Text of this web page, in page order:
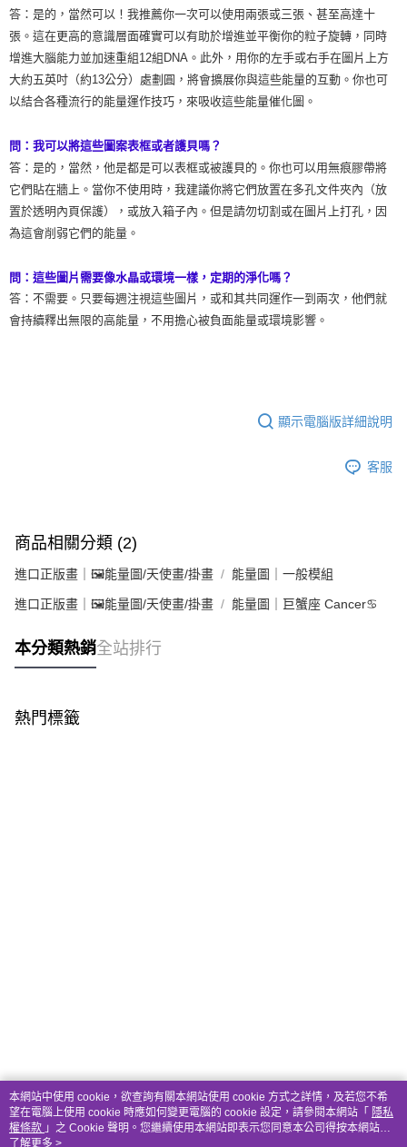
答：是的，當然可以！我推薦你一次可以使用兩張或三張、甚至高達十
張。這在更高的意識層面確實可以有助於增進並平衡你的粒子旋轉，同時
增進大腦能力並加速重組12組DNA。此外，用你的左手或右手在圖片上方
大約五英吋（約13公分）處劃圓，將會擴展你與這些能量的互動。你也可
以結合各種流行的能量運作技巧，來吸收這些能量催化圖。
問：我可以將這些圖案表框或者護貝嗎？
答：是的，當然，他是都是可以表框或被護貝的。你也可以用無痕膠帶將
它們貼在牆上。當你不使用時，我建議你將它們放置在多孔文件夾內（放
置於透明內頁保護），或放入箱子內。但是請勿切割或在圖片上打孔，因
為這會削弱它們的能量。
問：這些圖片需要像水晶或環境一樣，定期的淨化嗎？
答：不需要。只要每週注視這些圖片，或和其共同運作一到兩次，他們就
會持續釋出無限的高能量，不用擔心被負面能量或環境影響。
顯示電腦版詳細說明
客服
商品相關分類 (2)
進口正版畫｜🖼️能量圖/天使畫/掛畫 能量圖｜一般模組
進口正版畫｜🖼️能量圖/天使畫/掛畫 能量圖｜巨蟹座 Cancer♋️
本分類熱銷全站排行
熱門標籤
本網站中使用 cookie，欲查詢有關本網站使用 cookie 方式之詳情，及若您不希
望在電腦上使用 cookie 時應如何變更電腦的 cookie 設定，請參閱本網站「 隱私
權條款 」之 Cookie 聲明。您繼續使用本網站即表示您同意本公司得按本網站使
用條款之 Cookie 聲明使用 cookie。
了解更多 >